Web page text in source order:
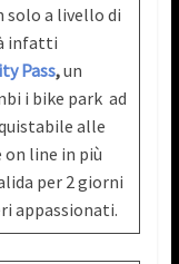
solo a livello di
infatti
Pass,un
i bike park ad
alle
line in più
per 2 giorni
appassionati.